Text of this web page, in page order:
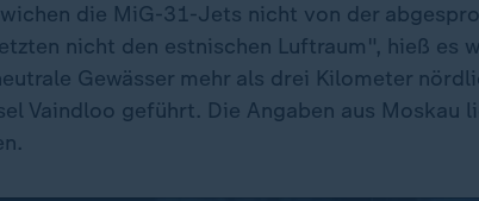
die MiG-31-Jets nicht von der
nicht den estnischen Luftraum", hieß es
Gewässer mehr als drei Kilometer
Vaindloo geführt. Die Angaben aus Moskau